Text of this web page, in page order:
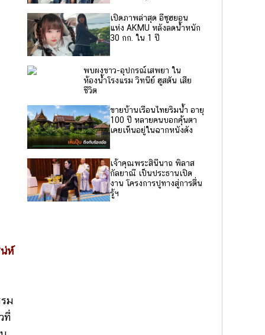
น่ห์
ม
ที่
เปิดภาพล่าสุด อีซูฮยอน
แห่ง AKMU หลังลดน้ำหนัก
30 กก. ใน 1 ปี
พบผงขาว-อุปกรณ์เสพยา ใน
ห้องน้ำโรงแรม วิทนีย์ ฮูสตัน เสีย
ชีวิต
ขายบ้านเรือนไทยริมน้ำ อายุ
100 ปี หลายคนบอกคุ้นตา
เคยเห็นอยู่ในฉากหนังดัง
เจ้าคุณพระสินีนาถ พิลาส
กัลยาณี เป็นประธานเปิด
งาน โครงการปูทางสู่การตื่น
รู้ฯ